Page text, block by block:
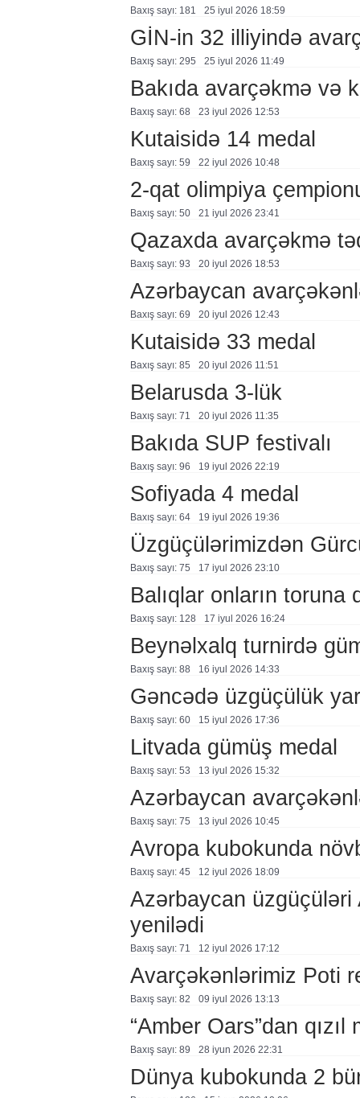
Baxış sayı: 181 25 i̇yul 2026 18:59
GİN-in 32 illiyində
Baxış sayı: 295 25 i̇yul 2026 11:49
Bakıda avarçəkmə və
Baxış sayı: 68 23 i̇yul 2026 12:53
Kutaisidə 14 medal
Baxış sayı: 59 22 i̇yul 2026 10:48
2-qat olimpiya
Baxış sayı: 50 21 i̇yul 2026 23:41
Qazaxda avarçəkmə
Baxış sayı: 93 20 i̇yul 2026 18:53
Azərbaycan
Baxış sayı: 69 20 i̇yul 2026 12:43
Kutaisidə 33 medal
Baxış sayı: 85 20 i̇yul 2026 11:51
Belarusda 3-lük
Baxış sayı: 71 20 i̇yul 2026 11:35
Bakıda SUP festivalı
Baxış sayı: 96 19 i̇yul 2026 22:19
Sofiyada 4 medal
Baxış sayı: 64 19 i̇yul 2026 19:36
Üzgüçülərimizdən
Baxış sayı: 75 17 i̇yul 2026 23:10
Balıqlar onların toruna
Baxış sayı: 128 17 i̇yul 2026 16:24
Beynəlxalq turnirdə
Baxış sayı: 88 16 i̇yul 2026 14:33
Gəncədə üzgüçülük
Baxış sayı: 60 15 i̇yul 2026 17:36
Litvada gümüş medal
Baxış sayı: 53 13 i̇yul 2026 15:32
Azərbaycan
Baxış sayı: 75 13 i̇yul 2026 10:45
Avropa kubokunda
Baxış sayı: 45 12 i̇yul 2026 18:09
Azərbaycan üzgüçüləri
yenilədi
Baxış sayı: 71 12 i̇yul 2026 17:12
Avarçəkənlərimiz Poti
Baxış sayı: 82 09 i̇yul 2026 13:13
“Amber Oars”dan qızıl
Baxış sayı: 89 28 i̇yun 2026 22:31
Dünya kubokunda 2